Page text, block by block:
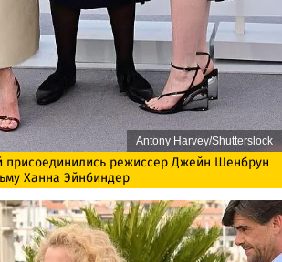
Antony Harvey/Shutterslock
присоединились режиссер Джейн Шенбрун
Ханна Эйнбиндер